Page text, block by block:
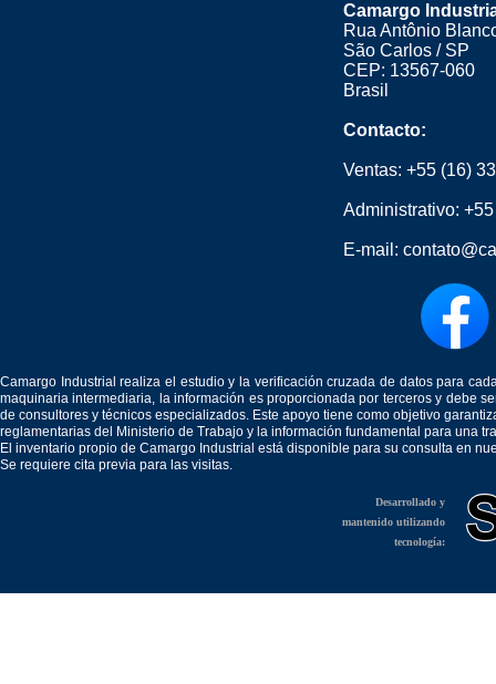
Camargo
Rua Antônio
São Carlos / SP
CEP: 13567-060
Brasil
Contacto:
Ventas: +55 (16)
Administrativo:
E-mail:
Camargo Industrial realiza el estudio y la verificación cruzada de datos para
maquinaria intermediaria, la información es proporcionada por terceros y debe
de consultores y técnicos especializados. Este apoyo tiene como objetivo
reglamentarias del Ministerio de Trabajo y la información fundamental para una
El inventario propio de Camargo Industrial está disponible para su consulta en
Se requiere cita previa para las visitas.
Desarrollado y
mantenido utilizando
tecnología: